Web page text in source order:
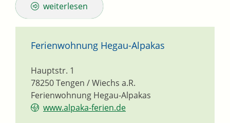
weiterlesen
Ferienwohnung Hegau-Alpakas
Ferienwohnung Hegau-Alpakas
Hauptstr. 1
78250Tengen / Wiechs a.R.
www.alpaka-ferien.de